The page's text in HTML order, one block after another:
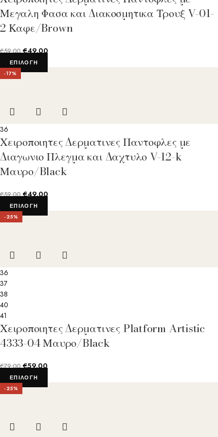
Μεγαλη Φασα και Διακοσμητικα Τρουξ V-01-
2 Καφε/Brown
€59.00 €49.00
ΕΠΙΛΟΓΉ
-17%
36
Χειροποιητες Δερματινες Παντοφλες με
Διαγωνιο Πλεγμα και Δαχτυλο V-12-k
Μαυρο/Black
€59.00 €49.00
ΕΠΙΛΟΓΉ
-25%
36
37
38
40
41
Χειροποιητες Δερματινες Platform Artistic
4333-04 Μαυρο/Black
€79.00 €59.00
ΕΠΙΛΟΓΉ
-25%